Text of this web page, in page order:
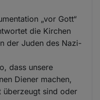
„vor Gott“
die Kirchen
der Juden des Nazi-
dass unsere
Diener machen,
überzeugt sind oder